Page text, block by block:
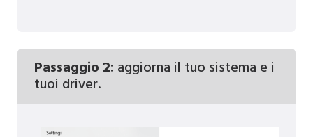
Passaggio 2: aggiorna il tuo sistema e i
tuoi driver.